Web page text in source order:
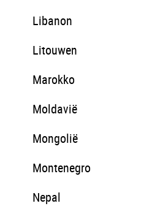
Libanon
Litouwen
Marokko
Moldavië
Mongolië
Montenegro
Nepal